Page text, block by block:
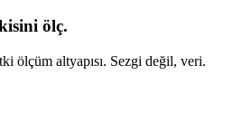
ölç.
ölçüm altyapısı. Sezgi değil, veri.